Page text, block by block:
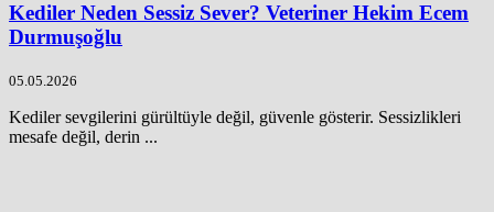
Kediler Neden Sessiz Sever? Veteriner Hekim Ecem
Durmuşoğlu
05.05.2026
Kediler sevgilerini gürültüyle değil, güvenle gösterir. Sessizlikleri
mesafe değil, derin ...